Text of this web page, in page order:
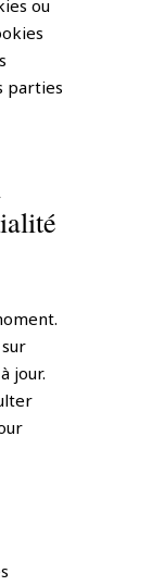
ou
parties
jour.